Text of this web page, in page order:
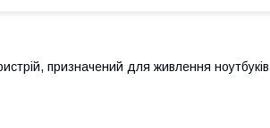
призначений для живлення ноутбуків